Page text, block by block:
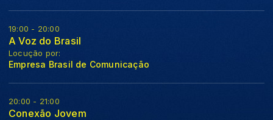
19:00 - 20:00
A Voz do Brasil
Locução por:
Empresa Brasil de Comunicação
20:00 - 21:00
Conexão Jovem